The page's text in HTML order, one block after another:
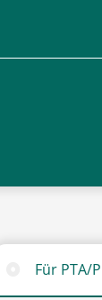
Für PTA/